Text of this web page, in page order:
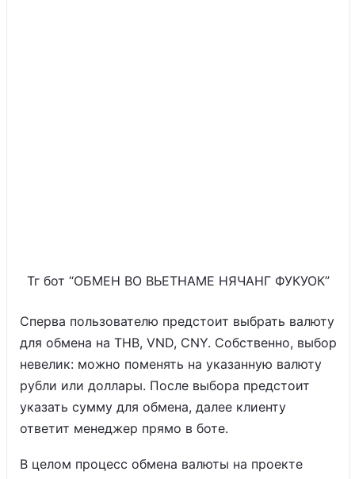
Тг бот “ОБМЕН ВО ВЬЕТНАМЕ НЯЧАНГ ФУКУОК”
Сперва пользователю предстоит выбрать валюту
для обмена на THB, VND, CNY. Собственно, выбор
невелик: можно поменять на указанную валюту
рубли или доллары. После выбора предстоит
указать сумму для обмена, далее клиенту
ответит менеджер прямо в боте.
В целом процесс обмена валюты на проекте